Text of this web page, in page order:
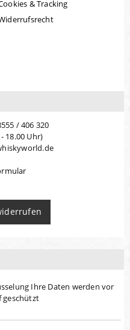
& Tracking
/ 406 320
18.00 Uhr)
Ihre Daten werden vor
geschützt